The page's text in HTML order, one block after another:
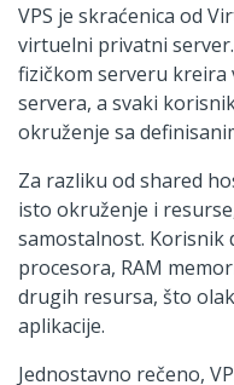
VPS je skraćenica od
virtuelni privatni
fizičkom serveru
servera, a svaki
okruženje sa
Za razliku od shared
isto okruženje i
samostalnost.
procesora, RAM
drugih resursa, što
aplikacije.
Jednostavno rečeno,